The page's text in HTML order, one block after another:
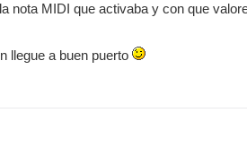
nota MIDI que activaba y con que
llegue a buen puerto